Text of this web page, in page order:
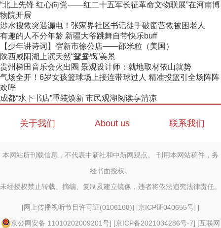
“北上先锋 红心向党——红二十五军长征革命文物联展”在河南博
物院开展
涉水搜救突遇漏电！张家界社区书记徒手破窗营救被困老人
有趣的人不分年龄 新疆大爷跳舞自带快乐buff
【少年讲诗词】宿新市徐公店——邵米粒（美国）
陕西咸阳湖上演天然“鸳鸯锅”美景
贵州梯田音乐会火出圈 景观设计师：就地取材依山就势
气场全开！6岁女孩篮球场上接连带球过人 精准投篮引全场阵阵
欢呼
成都“水下书店”重装焕新 市民观湖阅读享清凉
关于我们 About us 联系我们
本网站所刊载信息，不代表中新社和中新网观点。 刊用本网站稿件，务
经书面授权。
未经授权禁止转载、摘编、复制及建立镜像，违者将依法追究法律责任。
[网上传播视听节目许可证(0106168)] [京ICP证040655号] [
京公网安备 11010202009201号] [京ICP备2021034286号-7] [互联网